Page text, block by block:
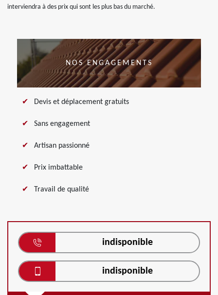
interviendra à des prix qui sont les plus bas du marché.
NOS ENGAGEMENTS
Devis et déplacement gratuits
Sans engagement
Artisan passionné
Prix imbattable
Travail de qualité
indisponible
indisponible